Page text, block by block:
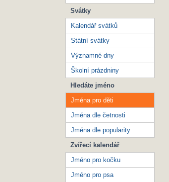
Svátky
Kalendář svátků
Státní svátky
Významné dny
Školní prázdniny
Hledáte jméno
Jména pro děti
Jména dle četnosti
Jména dle popularity
Zvířecí kalendář
Jméno pro kočku
Jméno pro psa